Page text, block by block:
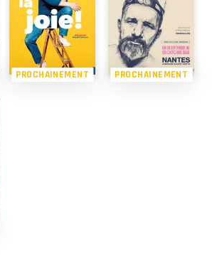
PROCHAINEMENT PROCHAINEMENT